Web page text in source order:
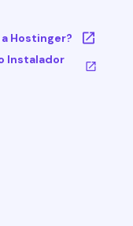
Hostinger?
Instalador